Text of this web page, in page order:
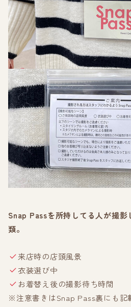
Snap Passを所持してる人が撮影
類。
来店時の店頭風景
衣装選び中
お着替え後の撮影待ち時間
※注意書きはSnap Pass裏にも記